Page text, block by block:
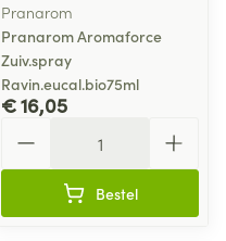
Pranarom
Pranarom Aromaforce
Zuiv.spray
Ravin.eucal.bio75ml
€ 16,05
Bestel